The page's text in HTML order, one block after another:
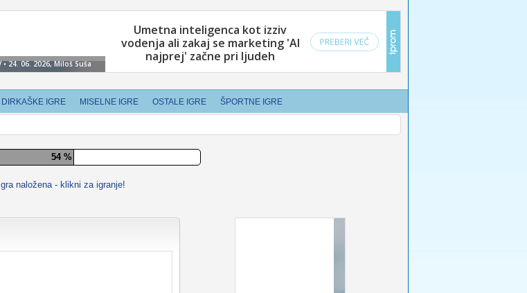
DIRKAŠKE IGRE MISELNE IGRE OSTALE IGRE ŠPORTNE IGRE
60 %
Igra naložena - klikni za igranje!